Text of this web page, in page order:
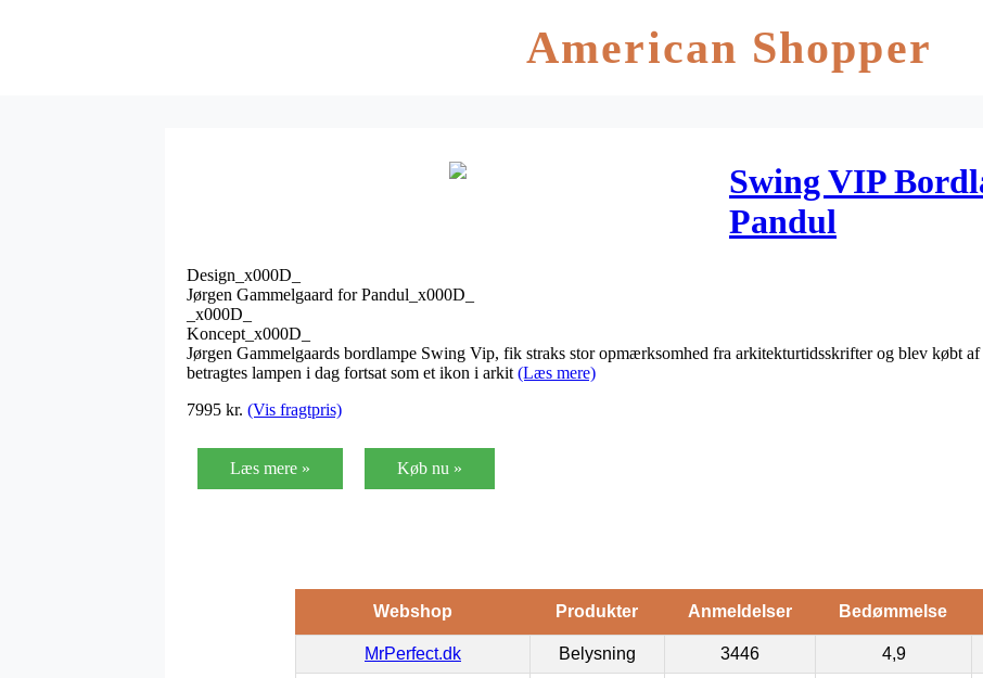
American Shopper
Swing VIP
Pandul
Design_x000D_
Jørgen Gammelgaard for Pandul_x000D_
_x000D_
Koncept_x000D_
Jørgen Gammelgaards bordlampe Swing Vip, fik straks stor opmærksomhed fra arkitekturtidsskrifter og blev købt
betragtes lampen i dag fortsat som et ikon i arkit (Læs mere)
7995 kr. (Vis fragtpris)
Læs mere » Køb nu »
Webshop Produkter Anmeldelser Bedømmelse
MrPerfect.dk Belysning 3446 4,9